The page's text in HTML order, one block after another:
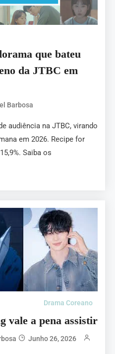
que bateu
da JTBC em
Barbosa
audiência na JTBC, virando
em 2026. Recipe for
Saiba os
Drama Coreano
vale a pena assistir?
Junho 26, 2026